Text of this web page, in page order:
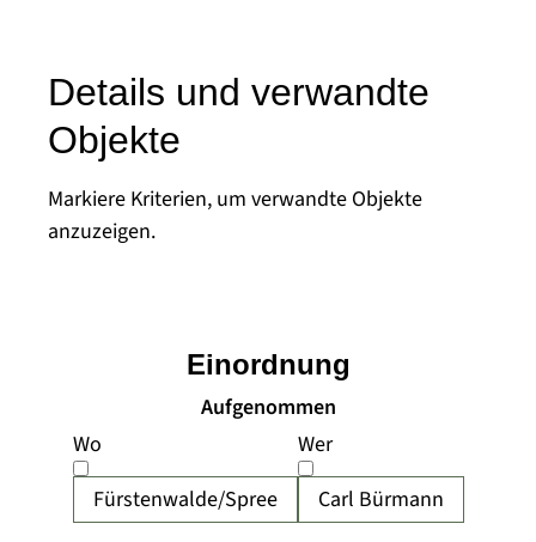
Details und verwandte
Objekte
Markiere Kriterien, um verwandte Objekte
anzuzeigen.
Aufgenommen
Wo
Fürstenwalde/Spree
Wer
Carl Bürmann
Einordnung